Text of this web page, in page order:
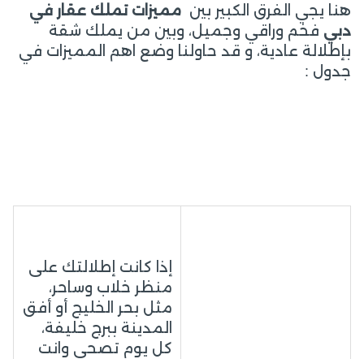
هنا يجي الفرق الكبير بين مميزات تملك عقار في
دبي فخم وراقي وجميل، وبين من يملك شقة
بإطلالة عادية، و قد حاولنا وضع اهم المميزات في
جدول :
إذا كانت إطلالتك على
منظر خلاب وساحر،
مثل بحر الخليج أو أفق
المدينة ببرج خليفة،
كل يوم تصحى وانت